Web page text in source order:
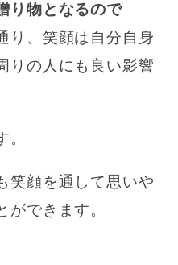
り物となるので
り、笑顔は自分自身
りの人にも良い影響
笑顔を通して思いや
ができます。